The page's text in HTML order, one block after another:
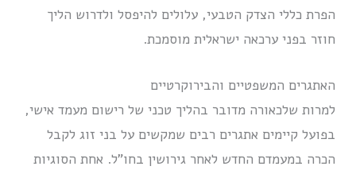
הפרת כללי הצדק הטבעי, עלולים להיפסל ולדרוש הליך
חוזר בפני ערכאה ישראלית מוסמכת.
האתגרים המשפטיים והבירוקרטיים
למרות שלכאורה מדובר בהליך טכני של רישום מעמד אישי,
בפועל קיימים אתגרים רבים שמקשים על בני זוג לקבל
הכרה במעמדם החדש לאחר גירושין בחו”ל. אחת הסוגיות